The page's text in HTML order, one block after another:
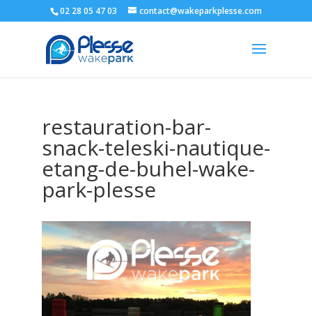
02 28 05 47 03 contact@wakeparkplesse.com
restauration-bar-
snack-teleski-nautique-
etang-de-buhel-wake-
park-plesse